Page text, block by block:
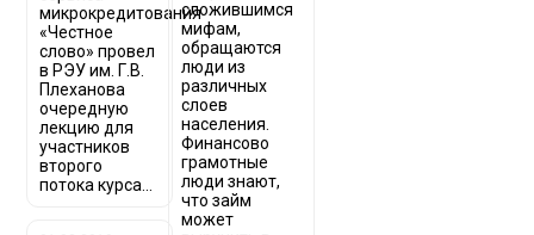
микрокредитования
«Честное
слово» провел
в РЭУ им. Г.В.
Плеханова
очередную
лекцию для
участников
второго
потока курса...
сложившимся
мифам,
обращаются
люди из
различных
слоев
населения.
Финансово
грамотные
люди знают,
что займ
может